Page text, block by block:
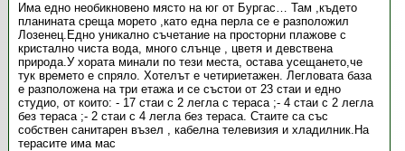
Има едно необикновено място на юг от Бургас… Там ,където
планината среща морето ,като една перла се е разположил
Лозенец.Едно уникално съчетание на просторни плажове с
кристално чиста вода, много слънце , цветя и девствена
природа.У хората минали по тези места, остава усещането,че
тук времето е спряло. Хотелът е четириетажен. Легловата база
е разположена на три етажа и се състои от 23 стаи и едно
студио, от които: - 17 стаи с 2 легла с тераса ;- 4 стаи с 2 легла
без тераса ;- 2 стаи с 4 легла без тераса. Стаите са със
собствен санитарен възел , кабелна телевизия и хладилник.На
терасите има мас